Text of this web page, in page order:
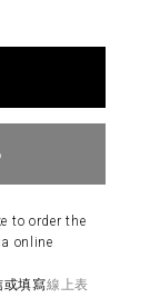
to order the
online
或填寫線上表